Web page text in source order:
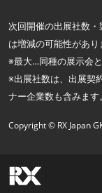
次回開催の出展社数
は増減の可能性があり
※最大…同種の展示会
※出展社数は、出展契
ナー企業数も含みます。
Copyright © RX Japan